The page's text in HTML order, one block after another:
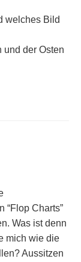
welches Bild
und der Osten
“Flop Charts”
Was ist denn
mich wie die
Aussitzen